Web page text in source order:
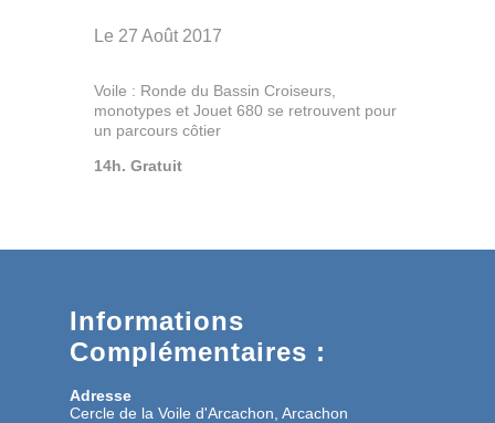
Le 27 Août 2017
Voile : Ronde du Bassin Croiseurs,
monotypes et Jouet 680 se retrouvent pour
un parcours côtier
14h. Gratuit
Informations
Complémentaires :
Adresse
Cercle de la Voile d'Arcachon, Arcachon